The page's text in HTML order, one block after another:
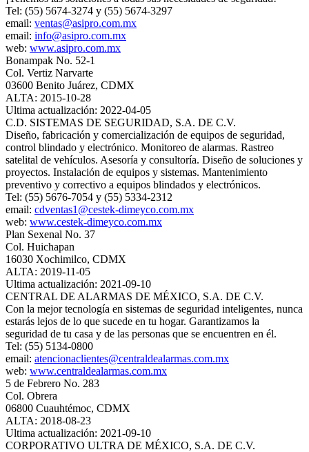
Tel: (55) 5674-3274 y (55) 5674-3297
email: ventas@asipro.com.mx
email: info@asipro.com.mx
web: www.asipro.com.mx
Bonampak No. 52-1
Col. Vertiz Narvarte
03600 Benito Juárez, CDMX
ALTA: 2015-10-28
Ultima actualización: 2022-04-05
C.D. SISTEMAS DE SEGURIDAD, S.A. DE C.V.
Diseño, fabricación y comercialización de equipos de seguridad,
control blindado y electrónico. Monitoreo de alarmas. Rastreo
satelital de vehículos. Asesoría y consultoría. Diseño de soluciones y
proyectos. Instalación de equipos y sistemas. Mantenimiento
preventivo y correctivo a equipos blindados y electrónicos.
Tel: (55) 5676-7054 y (55) 5334-2312
email: cdventas1@cestek-dimeyco.com.mx
web: www.cestek-dimeyco.com.mx
Plan Sexenal No. 37
Col. Huichapan
16030 Xochimilco, CDMX
ALTA: 2019-11-05
Ultima actualización: 2021-09-10
CENTRAL DE ALARMAS DE MÉXICO, S.A. DE C.V.
Con la mejor tecnología en sistemas de seguridad inteligentes, nunca
estarás lejos de lo que sucede en tu hogar. Garantizamos la
seguridad de tu casa y de las personas que se encuentren en él.
Tel: (55) 5134-0800
email: atencionaclientes@centraldealarmas.com.mx
web: www.centraldealarmas.com.mx
5 de Febrero No. 283
Col. Obrera
06800 Cuauhtémoc, CDMX
ALTA: 2018-08-23
Ultima actualización: 2021-09-10
CORPORATIVO ULTRA DE MÉXICO, S.A. DE C.V.